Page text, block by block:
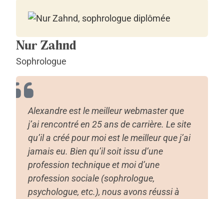
Nur Zahnd
Sophrologue
Alexandre est le meilleur webmaster que
j’ai rencontré en 25 ans de carrière. Le site
qu’il a créé pour moi est le meilleur que j’ai
jamais eu. Bien qu’il soit issu d’une
profession technique et moi d’une
profession sociale (sophrologue,
psychologue, etc.), nous avons réussi à